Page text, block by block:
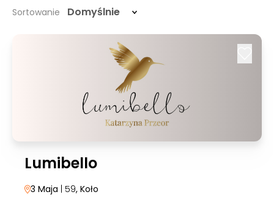
Sortowanie Domyślnie
Lumibello
3 Maja | 59, Koło